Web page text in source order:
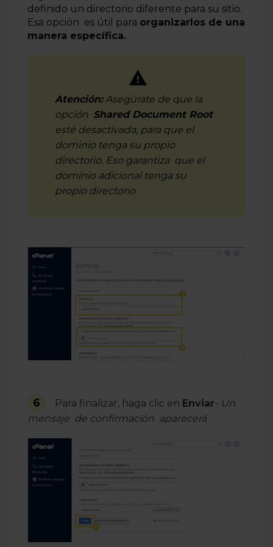
definido un directorio diferente para su sitio.
Esa opción es útil para organizarlos de una
manera específica.
Atención:Asegúrate de que la
opción Shared Document Root
esté desactivada, para que el
dominio tenga su propio
directorio. Eso garantiza que el
dominio adicional tenga su
propio directorio
6 Para finalizar, haga clic en Enviar- Un
mensaje de confirmación aparecerá